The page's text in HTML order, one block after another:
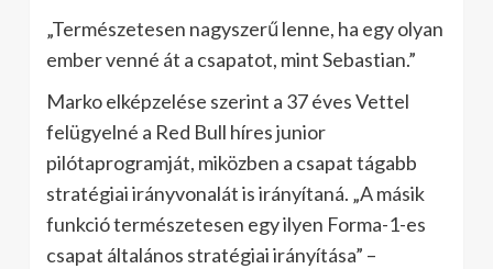
„Természetesen nagyszerű lenne, ha egy olyan
ember venné át a csapatot, mint Sebastian.”
Marko elképzelése szerint a 37 éves Vettel
felügyelné a Red Bull híres junior
pilótaprogramját, miközben a csapat tágabb
stratégiai irányvonalát is irányítaná. „A másik
funkció természetesen egy ilyen Forma-1-es
csapat általános stratégiai irányítása” –